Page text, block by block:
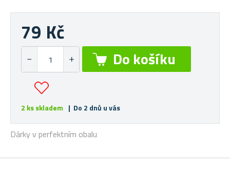
Dárky v perfektním obalu
79 Kč
2 ks skladem | Do 2 dnů u vás